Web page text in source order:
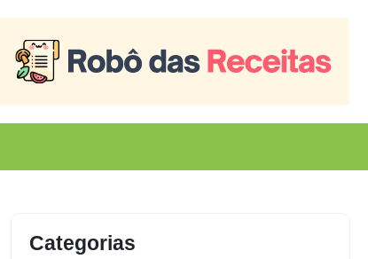
Categorias